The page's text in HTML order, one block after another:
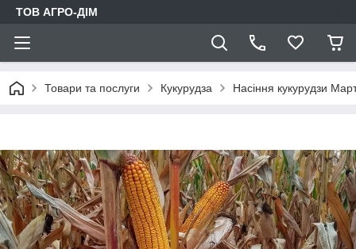
ТОВ АГРО-ДIМ
Товари та послуги Кукурудза Насіння кукурудзи